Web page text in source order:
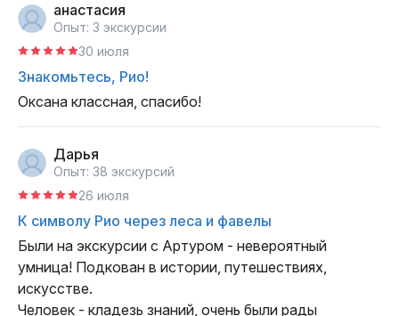
анастасия
Опыт: 3 экскурсии
30 июля
Знакомьтесь, Рио!
Оксана классная, спасибо!
Дарья
Опыт: 38 экскурсий
26 июля
К символу Рио через леса и фавелы
Были на экскурсии с Артуром - невероятный
умница! Подкован в истории, путешествиях,
искусстве.
Человек - кладезь знаний, очень были рады